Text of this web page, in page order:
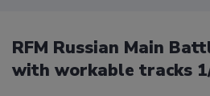
RFM Russian Main
with workable tracks